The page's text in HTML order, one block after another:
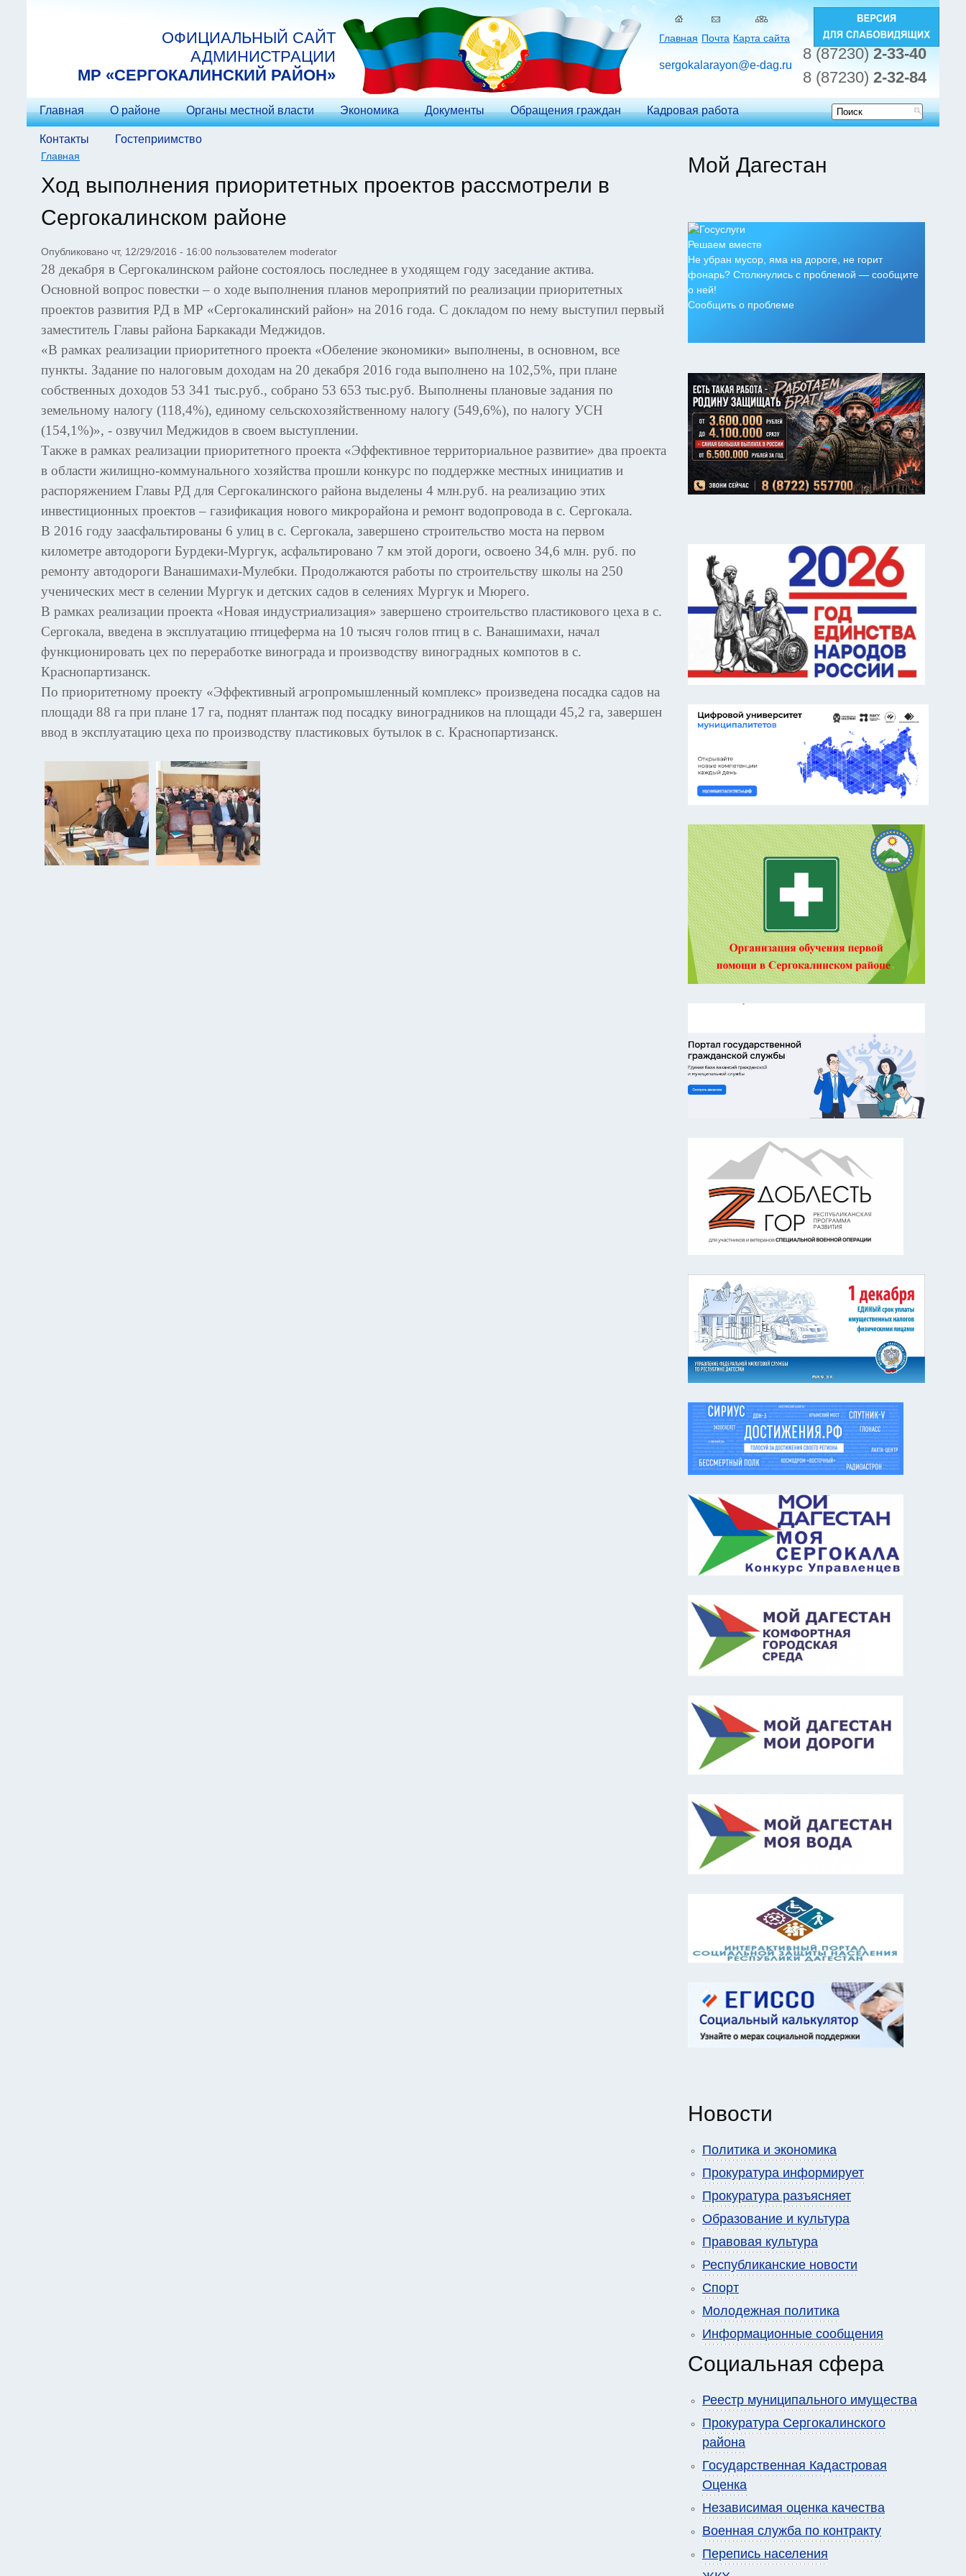
ОФИЦИАЛЬНЫЙ САЙТ
АДМИНИСТРАЦИИ
МP «СЕРГОКАЛИНСКИЙ РАЙОН»
Главная Почта Карта сайта
sergokalarayon@e-dag.ru
8 (87230) 2-33-40
8 (87230) 2-32-84
Главная О районе Органы местной власти Экономика Документы Обращения граждан Кадровая работа
Контакты Гостеприимство
Форма
Вы здесь
Главная
Ход выполнения приоритетных проектов рассмотрели в
Сергокалинском районе
Опубликовано чт, 12/29/2016 - 16:00 пользователем moderator
28 декабря в Сергокалинском районе состоялось последнее в уходящем году заседание актива.
Основной вопрос повестки – о ходе выполнения планов мероприятий по реализации приоритетных
проектов развития РД в МР «Сергокалинский район» на 2016 года. С докладом по нему выступил первый
заместитель Главы района Баркакади Меджидов.
«В рамках реализации приоритетного проекта «Обеление экономики» выполнены, в основном, все
пункты. Задание по налоговым доходам на 20 декабря 2016 года выполнено на 102,5%, при плане
собственных доходов 53 341 тыс.руб., собрано 53 653 тыс.руб. Выполнены плановые задания по
земельному налогу (118,4%), единому сельскохозяйственному налогу (549,6%), по налогу УСН
(154,1%)», - озвучил Меджидов в своем выступлении.
Также в рамках реализации приоритетного проекта «Эффективное территориальное развитие» два проекта
в области жилищно-коммунального хозяйства прошли конкурс по поддержке местных инициатив и
распоряжением Главы РД для Сергокалинского района выделены 4 млн.руб. на реализацию этих
инвестиционных проектов – газификация нового микрорайона и ремонт водопровода в с. Сергокала.
В 2016 году заасфальтированы 6 улиц в с. Сергокала, завершено строительство моста на первом
километре автодороги Бурдеки-Мургук, асфальтировано 7 км этой дороги, освоено 34,6 млн. руб. по
ремонту автодороги Ванашимахи-Мулебки. Продолжаются работы по строительству школы на 250
ученических мест в селении Мургук и детских садов в селениях Мургук и Мюрего.
В рамках реализации проекта «Новая индустриализация» завершено строительство пластикового цеха в с.
Сергокала, введена в эксплуатацию птицеферма на 10 тысяч голов птиц в с. Ванашимахи, начал
функционировать цех по переработке винограда и производству виноградных компотов в с.
Краснопартизанск.
По приоритетному проекту «Эффективный агропромышленный комплекс» произведена посадка садов на
площади 88 га при плане 17 га, поднят плантаж под посадку виноградников на площади 45,2 га, завершен
ввод в эксплуатацию цеха по производству пластиковых бутылок в с. Краснопартизанск.
Мой Дагестан
Решаем вместе
Не убран мусор, яма на дороге, не горит
фонарь? Столкнулись с проблемой — сообщите
о ней!
Сообщить о проблеме
Новости
Политика и экономика
Прокуратура информирует
Прокуратура разъясняет
Образование и культура
Правовая культура
Республиканские новости
Спорт
Молодежная политика
Информационные сообщения
Социальная сфера
Реестр муниципального имущества
Прокуратура Сергокалинского
района
Государственная Кадастровая
Оценка
Независимая оценка качества
Военная служба по контракту
Перепись населения